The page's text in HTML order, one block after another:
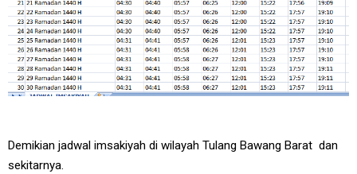
Demikian jadwal imsakiyah di wilayah Tulang Bawang Barat dan
sekitarnya.